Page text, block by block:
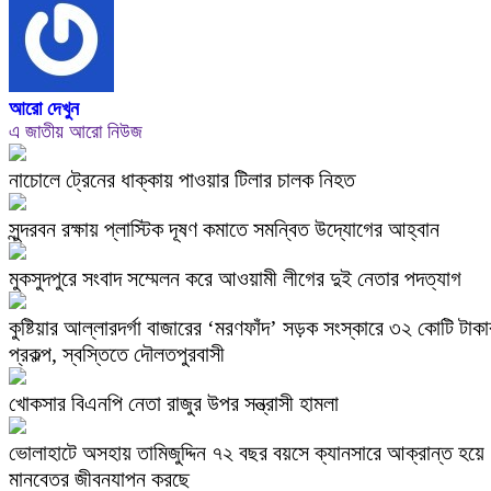
আরো দেখুন
এ জাতীয় আরো নিউজ
নাচোলে ট্রেনের ধাক্কায় পাওয়ার টিলার চালক নিহত
সুন্দরবন রক্ষায় প্লাস্টিক দূষণ কমাতে সমন্বিত উদ্যোগের আহ্বান
মুকসুদপুরে সংবাদ সম্মেলন করে আওয়ামী লীগের দুই নেতার পদত্যাগ
কুষ্টিয়ার আল্লারদর্গা বাজারের ‘মরণফাঁদ’ সড়ক সংস্কারে ৩২ কোটি
প্রকল্প, স্বস্তিতে দৌলতপুরবাসী
খোকসার বিএনপি নেতা রাজুর উপর সন্ত্রাসী হামলা
ভোলাহাটে অসহায় তামিজুদ্দিন ৭২ বছর বয়সে ক্যানসারে আক্রান্ত হয়ে
মানবেতর জীবনযাপন করছে